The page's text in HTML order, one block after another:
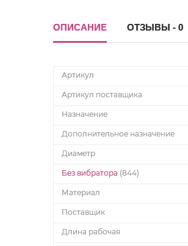
ОПИСАНИЕ ОТЗЫВЫ - 0
Артикул
Артикул поставщика
Назначение
Дополнительное назначение
Диаметр
Без вибратора (844)
Материал
Поставщик
Длина рабочая